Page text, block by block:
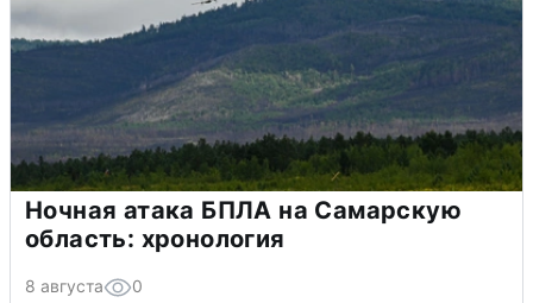
Ночная атака БПЛА на Самарскую
область: хронология
8 августа 0